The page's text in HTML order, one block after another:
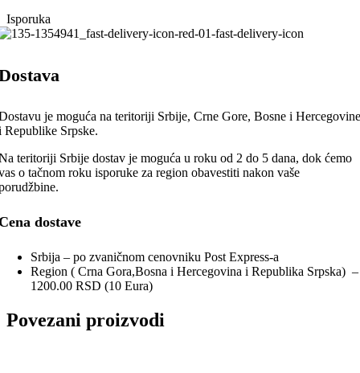
Isporuka
je moguća na teritoriji Srbije, Crne Gore, Bosne i Hercegovine
Republike Srpske.
teritoriji Srbije dostav je moguća u roku od 2 do 5 dana, dok ćemo
o tačnom roku isporuke za region obavestiti nakon vaše
dostave
Srbija – po zvaničnom cenovniku Post Express-a
Region ( Crna Gora,Bosna i Hercegovina i Republika Srpska) –
1200.00 RSD (10 Eura)
Povezani proizvodi